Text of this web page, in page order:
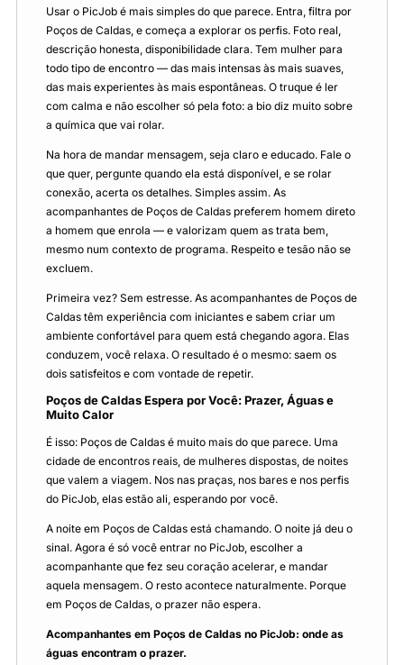
Usar o PicJob é mais simples do que parece. Entra, filtra por
Poços de Caldas, e começa a explorar os perfis. Foto real,
descrição honesta, disponibilidade clara. Tem mulher para
todo tipo de encontro — das mais intensas às mais suaves,
das mais experientes às mais espontâneas. O truque é ler
com calma e não escolher só pela foto: a bio diz muito sobre
a química que vai rolar.
Na hora de mandar mensagem, seja claro e educado. Fale o
que quer, pergunte quando ela está disponível, e se rolar
conexão, acerta os detalhes. Simples assim. As
acompanhantes de Poços de Caldas preferem homem direto
a homem que enrola — e valorizam quem as trata bem,
mesmo num contexto de programa. Respeito e tesão não se
excluem.
Primeira vez? Sem estresse. As acompanhantes de Poços de
Caldas têm experiência com iniciantes e sabem criar um
ambiente confortável para quem está chegando agora. Elas
conduzem, você relaxa. O resultado é o mesmo: saem os
dois satisfeitos e com vontade de repetir.
Poços de Caldas Espera por Você: Prazer, Águas e
Muito Calor
É isso: Poços de Caldas é muito mais do que parece. Uma
cidade de encontros reais, de mulheres dispostas, de noites
que valem a viagem. Nos nas praças, nos bares e nos perfis
do PicJob, elas estão ali, esperando por você.
A noite em Poços de Caldas está chamando. O noite já deu o
sinal. Agora é só você entrar no PicJob, escolher a
acompanhante que fez seu coração acelerar, e mandar
aquela mensagem. O resto acontece naturalmente. Porque
em Poços de Caldas, o prazer não espera.
Acompanhantes em Poços de Caldas no PicJob: onde as
águas encontram o prazer.